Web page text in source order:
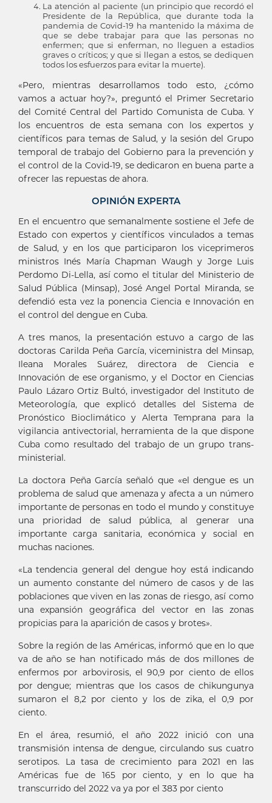
La atención al paciente (un principio que recordó el
Presidente de la República, que durante toda la
pandemia de Covid-19 ha mantenido la máxima de
que se debe trabajar para que las personas no
enfermen; que si enferman, no lleguen a estadios
graves o críticos; y que si llegan a estos, se dediquen
todos los esfuerzos para evitar la muerte).
«Pero, mientras desarrollamos todo esto, ¿cómo
vamos a actuar hoy?», preguntó el Primer Secretario
del Comité Central del Partido Comunista de Cuba. Y
los encuentros de esta semana con los expertos y
científicos para temas de Salud, y la sesión del Grupo
temporal de trabajo del Gobierno para la prevención y
el control de la Covid-19, se dedicaron en buena parte a
ofrecer las repuestas de ahora.
OPINIÓN EXPERTA
En el encuentro que semanalmente sostiene el Jefe de
Estado con expertos y científicos vinculados a temas
de Salud, y en los que participaron los viceprimeros
ministros Inés María Chapman Waugh y Jorge Luis
Perdomo Di-Lella, así como el titular del Ministerio de
Salud Pública (Minsap), José Angel Portal Miranda, se
defendió esta vez la ponencia Ciencia e Innovación en
el control del dengue en Cuba.
A tres manos, la presentación estuvo a cargo de las
doctoras Carilda Peña García, viceministra del Minsap,
Ileana Morales Suárez, directora de Ciencia e
Innovación de ese organismo, y el Doctor en Ciencias
Paulo Lázaro Ortiz Bultó, investigador del Instituto de
Meteorología, que explicó detalles del Sistema de
Pronóstico Bioclimático y Alerta Temprana para la
vigilancia antivectorial, herramienta de la que dispone
Cuba como resultado del trabajo de un grupo trans-
ministerial.
La doctora Peña García señaló que «el dengue es un
problema de salud que amenaza y afecta a un número
importante de personas en todo el mundo y constituye
una prioridad de salud pública, al generar una
importante carga sanitaria, económica y social en
muchas naciones.
«La tendencia general del dengue hoy está indicando
un aumento constante del número de casos y de las
poblaciones que viven en las zonas de riesgo, así como
una expansión geográfica del vector en las zonas
propicias para la aparición de casos y brotes».
Sobre la región de las Américas, informó que en lo que
va de año se han notificado más de dos millones de
enfermos por arbovirosis, el 90,9 por ciento de ellos
por dengue; mientras que los casos de chikungunya
sumaron el 8,2 por ciento y los de zika, el 0,9 por
ciento.
En el área, resumió, el año 2022 inició con una
transmisión intensa de dengue, circulando sus cuatro
serotipos. La tasa de crecimiento para 2021 en las
Américas fue de 165 por ciento, y en lo que ha
transcurrido del 2022 va ya por el 383 por ciento